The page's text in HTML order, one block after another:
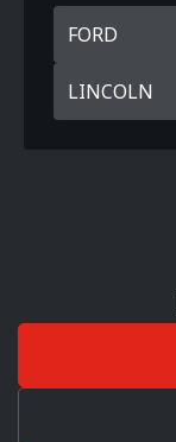
FORD
LINCOLN